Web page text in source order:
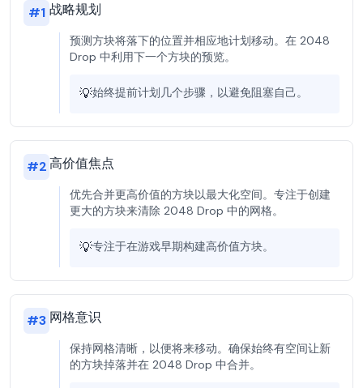
#1 战略规划
预测方块将落下的位置并相应地计划移动。在 2048
Drop 中利用下一个方块的预览。
💡始终提前计划几个步骤，以避免阻塞自己。
#2高价值焦点
优先合并更高价值的方块以最大化空间。专注于创建
更大的方块来清除 2048 Drop 中的网格。
💡专注于在游戏早期构建高价值方块。
#3 网格意识
保持网格清晰，以便将来移动。确保始终有空间让新
的方块掉落并在 2048 Drop 中合并。